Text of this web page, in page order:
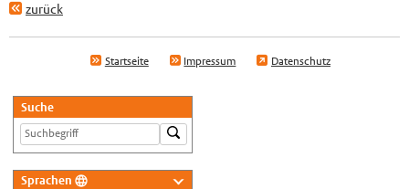
zurück
Startseite Impressum Datenschutz
Suche
Sprachen